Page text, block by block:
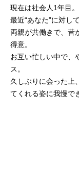
現在は社会人1年目。
最近“あなた”に対し
両親が共働きで、昔
得意。
お互い忙しい中で、
ス。
久しぶりに会った上
てくれる姿に我慢で